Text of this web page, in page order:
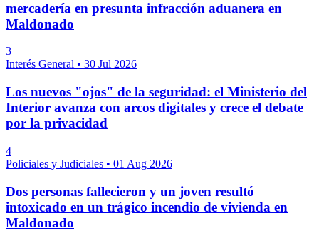
mercadería en presunta infracción aduanera en
Maldonado
3
Interés General • 30 Jul 2026
Los nuevos "ojos" de la seguridad: el Ministerio del
Interior avanza con arcos digitales y crece el debate
por la privacidad
4
Policiales y Judiciales • 01 Aug 2026
Dos personas fallecieron y un joven resultó
intoxicado en un trágico incendio de vivienda en
Maldonado